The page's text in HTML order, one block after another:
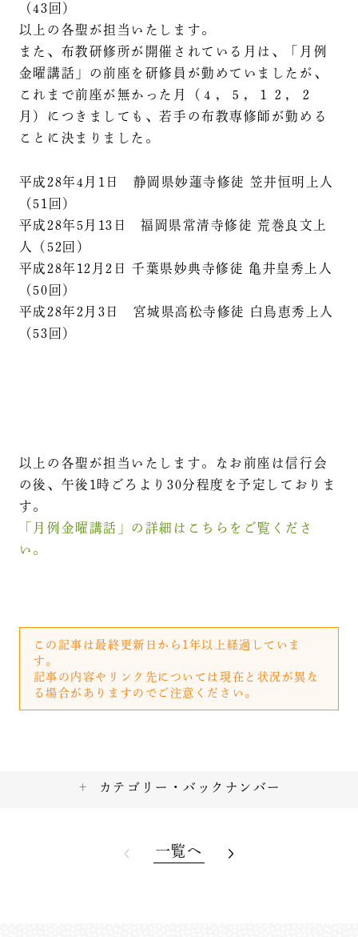
（43回）
以上の各聖が担当いたします。
また、布教研修所が開催されている月は、「月例
金曜講話」の前座を研修員が勤めていましたが、
これまで前座が無かった月（４，５，１２，２
月）につきましても、若手の布教専修師が勤める
ことに決まりました。
平成28年4月1日 静岡県妙蓮寺修徒 笠井恒明上人
（51回）
平成28年5月13日 福岡県常清寺修徒 荒巻良文上
人（52回）
平成28年12月2日 千葉県妙典寺修徒 亀井皇秀上人
（50回）
平成28年2月3日 宮城県高松寺修徒 白鳥恵秀上人
（53回）
以上の各聖が担当いたします。なお前座は信行会
の後、午後1時ごろより30分程度を予定しておりま
す。
「月例金曜講話」の詳細はこちらをご覧くださ
い。
この記事は最終更新日から1年以上経過していま
す。
記事の内容やリンク先については現在と状況が異な
る場合がありますのでご注意ください。
カテゴリー・バックナンバー
一覧へ